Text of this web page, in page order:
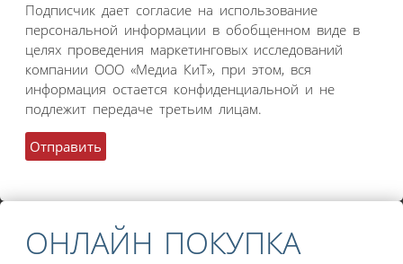
Подписчик дает согласие на использование
персональной информации в обобщенном виде в
целях проведения маркетинговых исследований
компании ООО «Медиа КиТ», при этом, вся
информация остается конфиденциальной и не
подлежит передаче третьим лицам.
ОНЛАЙН ПОКУПКА